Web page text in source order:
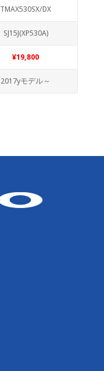
TMAX530SX/DX
SJ15J(XP530A)
¥19,800
2017yモデル～